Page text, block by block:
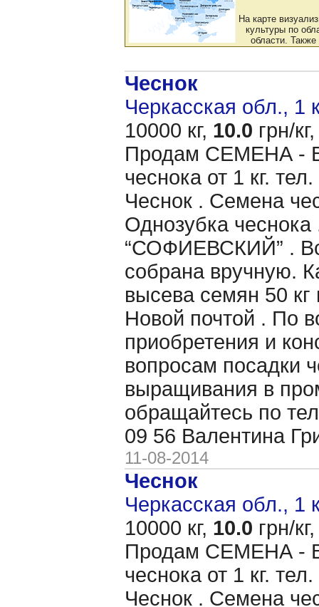
На карте
культуры по
области. Также
Чеснок
Черкасская обл., 1
10000 кг, 10.0 грн/кг,
Продам CЕМЕНА -
чеснока от 1 кг.
Чеснок . Семена
Однозубка чеснока
“СОФИЕВСКИЙ” .
собрана вручную.
высева семян 50 кг
Новой почтой . По
приобретения и
вопросам посадки
выращивания в
обращайтесь по
09 56 Валентина
11-08-2014
Чеснок
Черкасская обл., 1
10000 кг, 10.0 грн/кг,
Продам CЕМЕНА -
чеснока от 1 кг.
Чеснок . Семена